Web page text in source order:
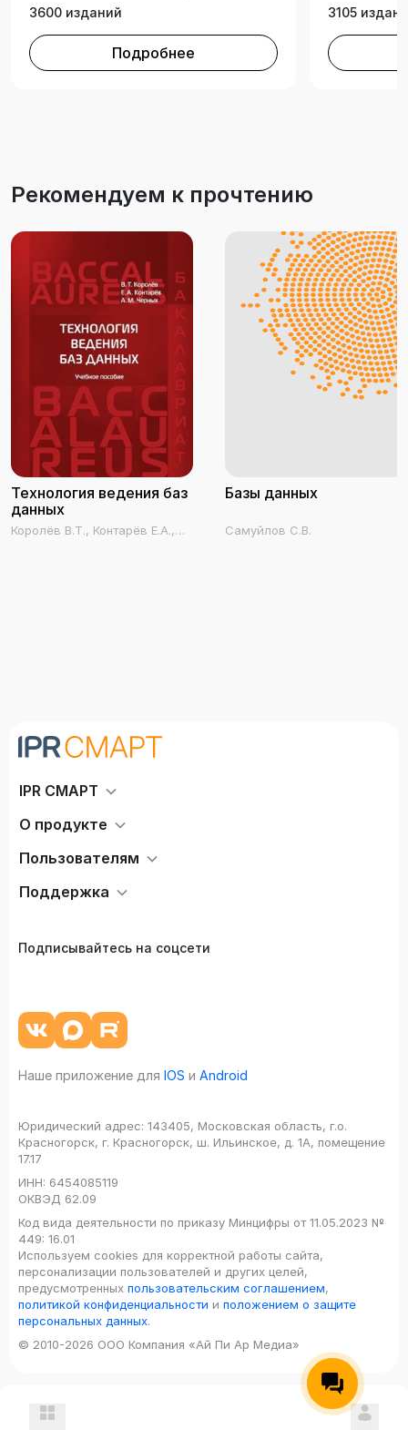
3600 изданий
Подробнее
3105
Рекомендуем к прочтению
Технология ведения баз
данных
Королёв В.Т., Контарёв Е.А.,
Базы данных
Самуйлов С.В.
IPR СМАРТ
О продукте
Пользователям
Поддержка
Подписывайтесь на соцсети
Наше приложение для IOS и Android
Юридический адрес: 143405, Московская область, г.о.
Красногорск, г. Красногорск, ш. Ильинское, д. 1А, помещение
17.17
ИНН: 6454085119
ОКВЭД 62.09
Код вида деятельности по приказу Минцифры от 11.05.2023 №
449: 16.01
Используем cookies для корректной работы сайта,
персонализации пользователей и других целей,
предусмотренных пользовательским соглашением,
политикой конфиденциальности и положением о защите
персональных данных.
© 2010-2026 ООО Компания «Ай Пи Ар Медиа»